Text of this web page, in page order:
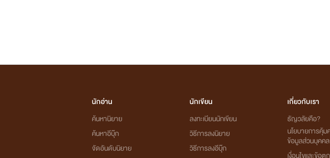
นักอ่าน
ค้นหานิยาย
ค้นหาอีบุ๊ก
จัดอันดับนิยาย
นักเขียน
ลงทะเบียนนักเขียน
วิธีการลงนิยาย
วิธีการลงอีบุ๊ก
เกี่ยวกับเรา
ธัญวลัยคือ?
นโยบายการคุ้ม
ข้อมูลส่วนบุคคล